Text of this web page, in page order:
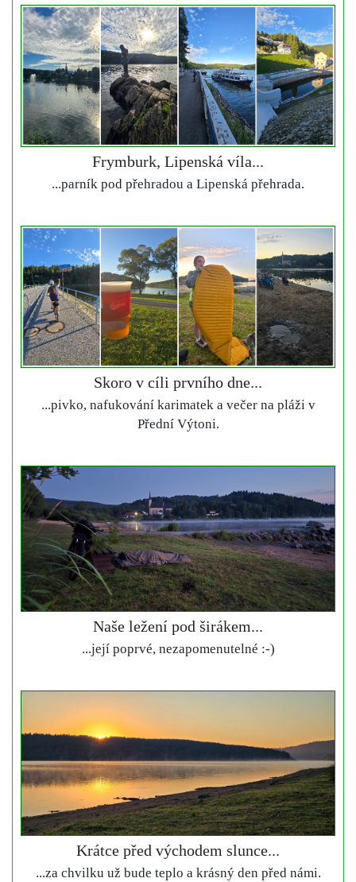
Frymburk, Lipenská víla...
...parník pod přehradou a Lipenská přehrada.
Skoro v cíli prvního dne...
...pivko, nafukování karimatek a večer na pláži v
Přední Výtoni.
Naše ležení pod širákem...
...její poprvé, nezapomenutelné :-)
Krátce před východem slunce...
...za chvilku už bude teplo a krásný den před námi.